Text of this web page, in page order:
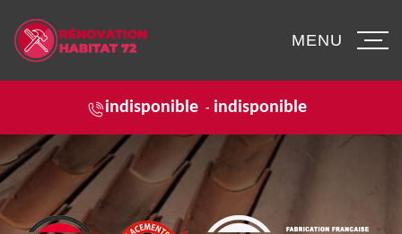
indisponible - indisponible
MENU